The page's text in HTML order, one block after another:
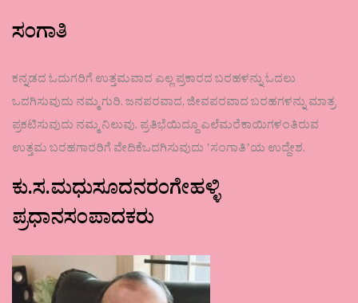
ಸಂಗಾತಿ
ಕನ್ನಡದ ಓದುಗರಿಗೆ ಉತ್ತಮವಾದ ಎಲ್ಲ ಪ್ರಕಾರದ ಬರಹಳನ್ನು ಓದಲು
ಒದಗಿಸುವುದು ನಮ್ಮ ಗುರಿ. ಜನಪರವಾದ, ಜೀವಪರವಾದ ಬರಹಗಳನ್ನು ಮಾತ್ರ
ಪ್ರಕಟಿಸುವುದು ನಮ್ಮ ನಿಲುವು. ಪ್ರತಿಭೆಯಿದ್ದೂ ಎಲೆಮರೆಕಾಯಿಗಳಂತಿರುವ
ಉತ್ತಮ ಬರಹಗಾರರಿಗೆ ವೇದಿಕೆಒದಗಿಸುವುದು ʼಸಂಗಾತಿʼಯ ಉದ್ದೇಶ.
ಕು.ಸ.ಮಧುಸೂದನರಂಗೇಹಳ್ಳಿ
ಪ್ರಧಾನಸಂಪಾದಕರು